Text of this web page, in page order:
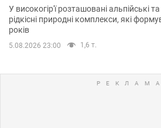
У високогір'ї розташовані альпійські
рідкісні природні комплекси, які
років
5.08.2026 23:00 1,6 т.